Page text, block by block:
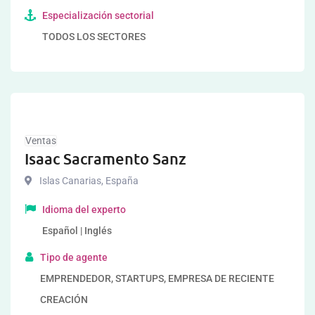
Especialización sectorial
TODOS LOS SECTORES
Ventas
Isaac Sacramento Sanz
Islas Canarias, España
Idioma del experto
Español | Inglés
Tipo de agente
EMPRENDEDOR, STARTUPS, EMPRESA DE RECIENTE
CREACIÓN